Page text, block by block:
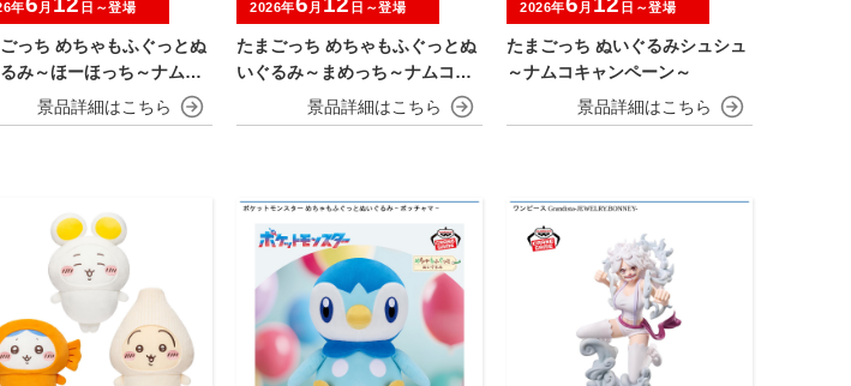
っち めちゃもふぐっとぬ
み～ほーほっち～ナムコ
ンペーン
年 月 日～登場
たまごっち めちゃもふぐっとぬ
いぐるみ～まめっち～ナムコキ
ャンペーン
2026年 月 日～登場
たまごっち ぬいぐるみシュシュ
～ナムコキャンペーン～
2026年 月 日～登場